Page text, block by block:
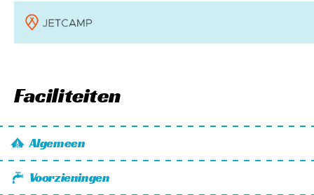
Faciliteiten
Algemeen
Wifi
Huisdier vriendelijk
Voorzieningen